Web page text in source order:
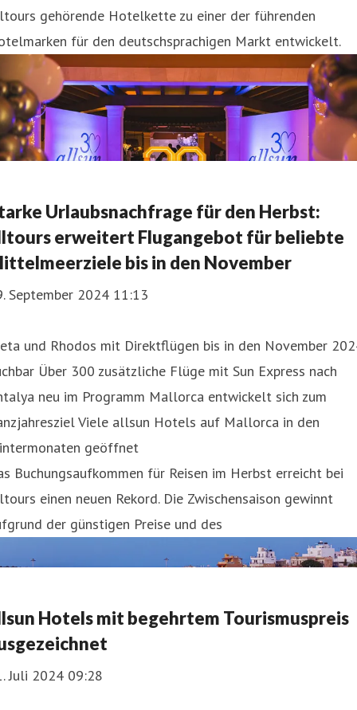
gehörende Hotelkette zu einer der führenden
für den deutschsprachigen Markt entwickelt.
Urlaubsnachfrage für den Herbst:
erweitert Flugangebot für beliebte
bis in den November
September 2024 11:13
und Rhodos mit Direktflügen bis in den November
Über 300 zusätzliche Flüge mit Sun Express nach
neu im Programm Mallorca entwickelt sich zum
Viele allsun Hotels auf Mallorca in den
geöffnet
Buchungsaufkommen für Reisen im Herbst erreicht bei
einen neuen Rekord. Die Zwischensaison gewinnt
der günstigen Preise und des
Hotels mit begehrtem Tourismuspreis
Juli 2024 09:28